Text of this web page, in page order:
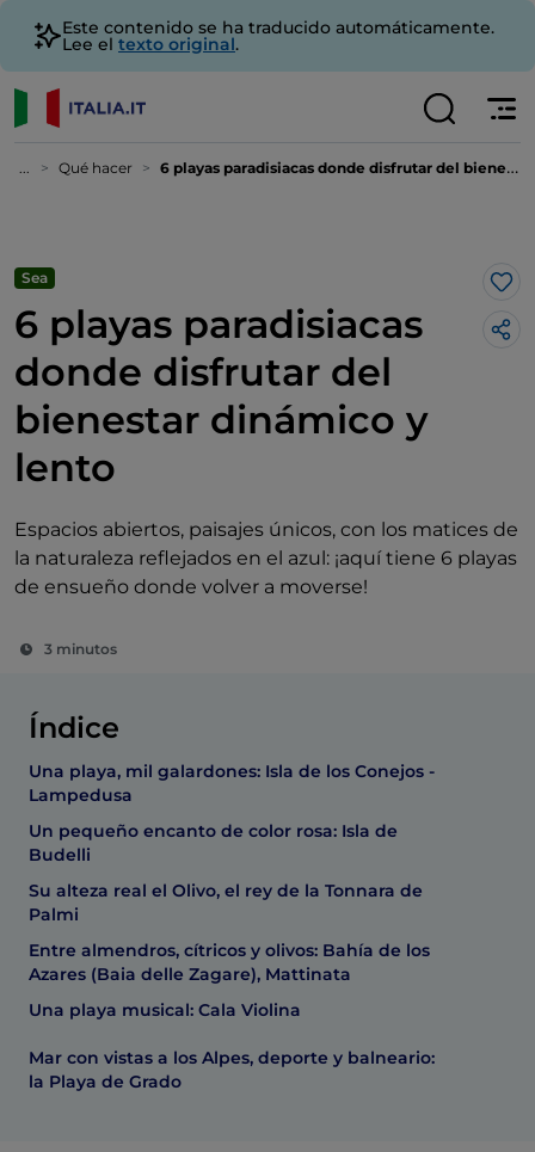
Este contenido se ha traducido automáticamente.
Lee el texto original.
... Qué hacer 6 playas paradisiacas donde disfrutar del bienestar dinámico y lento
Sea
6 playas paradisiacas
donde disfrutar del
bienestar dinámico y
lento
Espacios abiertos, paisajes únicos, con los matices de
la naturaleza reflejados en el azul: ¡aquí tiene 6 playas
de ensueño donde volver a moverse!
3 minutos
Me
Índice
Una playa, mil galardones: Isla de los Conejos -
Lampedusa
Un pequeño encanto de color rosa: Isla de
Budelli
Su alteza real el Olivo, el rey de la Tonnara de
Palmi
Entre almendros, cítricos y olivos: Bahía de los
Azares (Baia delle Zagare), Mattinata
Una playa musical: Cala Violina
Mar con vistas a los Alpes, deporte y balneario:
la Playa de Grado